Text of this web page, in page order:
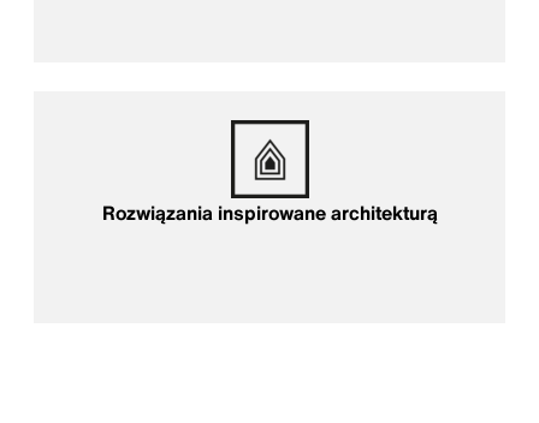
Rozwiązania inspirowane architekturą